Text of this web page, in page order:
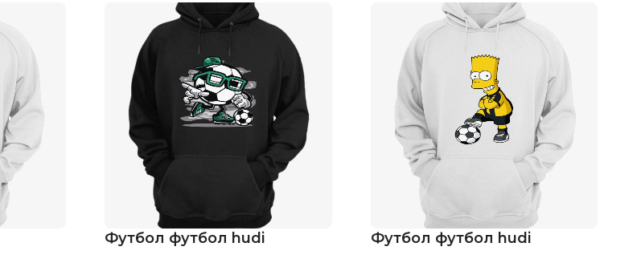
Футбол футбол hudi Футбол футбол hudi